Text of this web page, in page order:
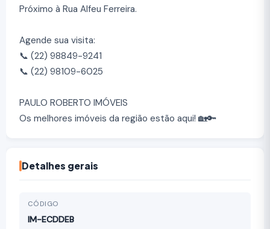
Próximo à Rua Alfeu Ferreira.
Agende sua visita:
📞 (22) 98849-9241
📞 (22) 98109-6025
PAULO ROBERTO IMÓVEIS
Os melhores imóveis da região estão aqui! 🏡🔑
Detalhes gerais
CÓDIGO
IM-ECDDEB